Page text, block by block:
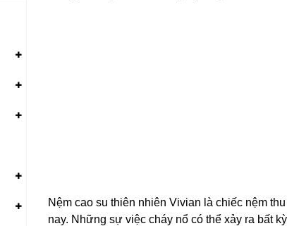
Nệm cao su thiên nhiên Vivian là chiếc nệm
nay. Những sự việc cháy nổ có thể xảy ra bất